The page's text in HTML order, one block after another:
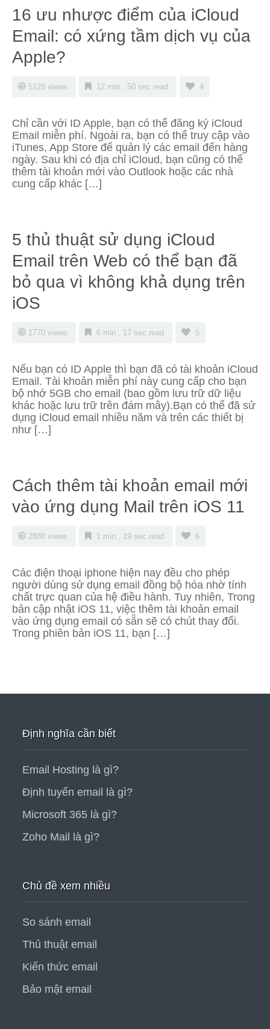
16 ưu nhược điểm của iCloud
Email: có xứng tầm dịch vụ của
Apple?
5128 views 12 min , 50 sec read 4
Chỉ cần với ID Apple, bạn có thể đăng ký iCloud
Email miễn phí. Ngoài ra, bạn có thể truy cập vào
iTunes, App Store để quản lý các email đến hàng
ngày. Sau khi có địa chỉ iCloud, bạn cũng có thể
thêm tài khoản mới vào Outlook hoặc các nhà
cung cấp khác […]
5 thủ thuật sử dụng iCloud
Email trên Web có thể bạn đã
bỏ qua vì không khả dụng trên
iOS
1770 views 6 min , 17 sec read 5
Nếu bạn có ID Apple thì bạn đã có tài khoản iCloud
Email. Tài khoản miễn phí này cung cấp cho bạn
bộ nhớ 5GB cho email (bao gồm lưu trữ dữ liệu
khác hoặc lưu trữ trên đám mây).Bạn có thể đã sử
dụng iCloud email nhiều năm và trên các thiết bị
như […]
Cách thêm tài khoản email mới
vào ứng dụng Mail trên iOS 11
2888 views 1 min , 19 sec read 6
Các điện thoại iphone hiện nay đều cho phép
người dùng sử dụng email đồng bộ hóa nhờ tính
chất trực quan của hệ điều hành. Tuy nhiên, Trong
bản cập nhật iOS 11, việc thêm tài khoản email
vào ứng dụng email có sẵn sẽ có chút thay đổi.
Trong phiên bản iOS 11, bạn […]
Định nghĩa cần biết
Email Hosting là gì?
Định tuyến email là gì?
Microsoft 365 là gì?
Zoho Mail là gì?
Chủ đề xem nhiều
So sánh email
Thủ thuật email
Kiến thức email
Bảo mật email